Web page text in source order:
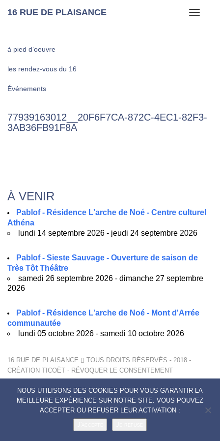
Toggle
16 RUE DE PLAISANCE
à pied d’oeuvre
les rendez-vous du 16
Événements
77939163012__20F6F7CA-872C-4EC1-82F3-
3AB36FB91F8A
À VENIR
Pablof - Résidence L'arche de Noé - Centre culturel
Athéna
lundi 14 septembre 2026 - jeudi 24 septembre 2026
Pablof - Sieste Sauvage - Ouverture de saison de
Très Tôt Théâtre
samedi 26 septembre 2026 - dimanche 27 septembre
2026
Pablof - Résidence L'arche de Noé - Mont d'Arrée
communautée
lundi 05 octobre 2026 - samedi 10 octobre 2026
16 RUE DE PLAISANCE
TOUS DROITS RÉSERVÉS - 2018 -
CRÉATION TICOËT - RÉVOQUER LE CONSENTEMENT
POLITIQUE DE CONFIDENTIALITÉ
NOUS UTILISONS DES COOKIES POUR VOUS GARANTIR LA
MEILLEURE EXPÉRIENCE SUR NOTRE SITE. VOUS POUVEZ
ACCEPTER OU REFUSER LEUR ACTIVATION :